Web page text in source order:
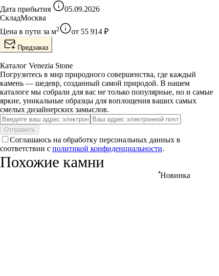
Дата прибытия
05.09.2026
СкладМосква
Цена в пути за м2 от 55 914 ₽
Предзаказ
Каталог Venezia Stone
Погрузитесь в мир природного совершенства, где каждый
камень — шедевр, созданный самой природой. В нашем
каталоге мы собрали для вас не только популярные, но и самые
яркие, уникальные образцы для воплощения ваших самых
смелых дизайнерских замыслов.
Отправить
Соглашаюсь на обработку персональных данных в
соответствии с политикой конфиденциальности.
Похожие камни
Новинка